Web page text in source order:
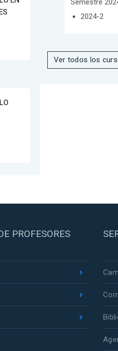
Semestre
2024-2
Ver todos los
PROFESORES